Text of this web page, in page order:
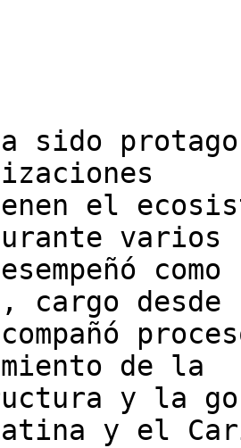
sido
el
cargo desde
de la
y la
y el